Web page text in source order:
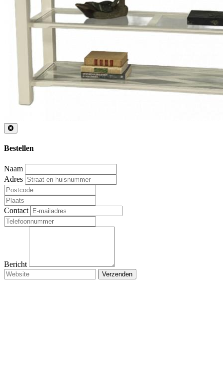
Bestellen
Naam
Adres
Contact
Bericht
Verzenden